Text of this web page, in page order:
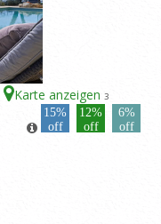
Karte anzeigen 3
15%
off
12%
off
6%
off